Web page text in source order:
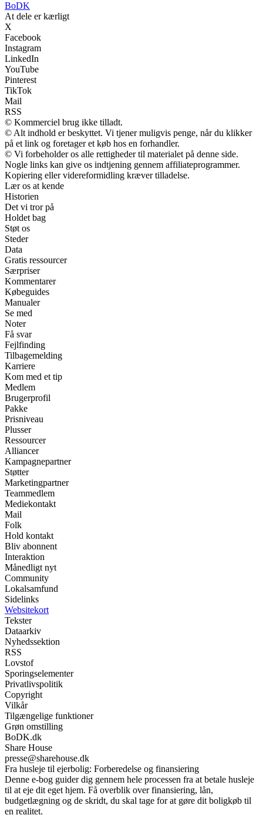
BoDK
At dele er kærligt
X
Facebook
Instagram
LinkedIn
YouTube
Pinterest
TikTok
Mail
RSS
© Kommerciel brug ikke tilladt.
© Alt indhold er beskyttet. Vi tjener muligvis penge, når du klikker
på et link og foretager et køb hos en forhandler.
© Vi forbeholder os alle rettigheder til materialet på denne side.
Nogle links kan give os indtjening gennem affiliateprogrammer.
Kopiering eller videreformidling kræver tilladelse.
Lær os at kende
Historien
Det vi tror på
Holdet bag
Støt os
Steder
Data
Gratis ressourcer
Særpriser
Kommentarer
Købeguides
Manualer
Se med
Noter
Få svar
Fejlfinding
Tilbagemelding
Karriere
Kom med et tip
Medlem
Brugerprofil
Pakke
Prisniveau
Plusser
Ressourcer
Alliancer
Kampagnepartner
Støtter
Marketingpartner
Teammedlem
Mediekontakt
Mail
Folk
Hold kontakt
Bliv abonnent
Interaktion
Månedligt nyt
Community
Lokalsamfund
Sidelinks
Websitekort
Tekster
Dataarkiv
Nyhedssektion
RSS
Lovstof
Sporingselementer
Privatlivspolitik
Copyright
Vilkår
Tilgængelige funktioner
Grøn omstilling
BoDK.dk
Share House
presse@sharehouse.dk
Fra husleje til ejerbolig: Forberedelse og finansiering
Denne e-bog guider dig gennem hele processen fra at betale husleje
til at eje dit eget hjem. Få overblik over finansiering, lån,
budgetlægning og de skridt, du skal tage for at gøre dit boligkøb til
en realitet.